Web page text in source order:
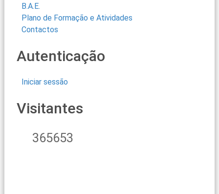
B.A.E.
Plano de Formação e Atividades
Contactos
Autenticação
Iniciar sessão
Visitantes
365653